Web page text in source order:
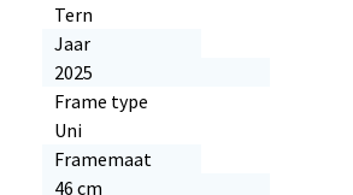
Tern
Jaar
2025
Frame type
Uni
Framemaat
46 cm